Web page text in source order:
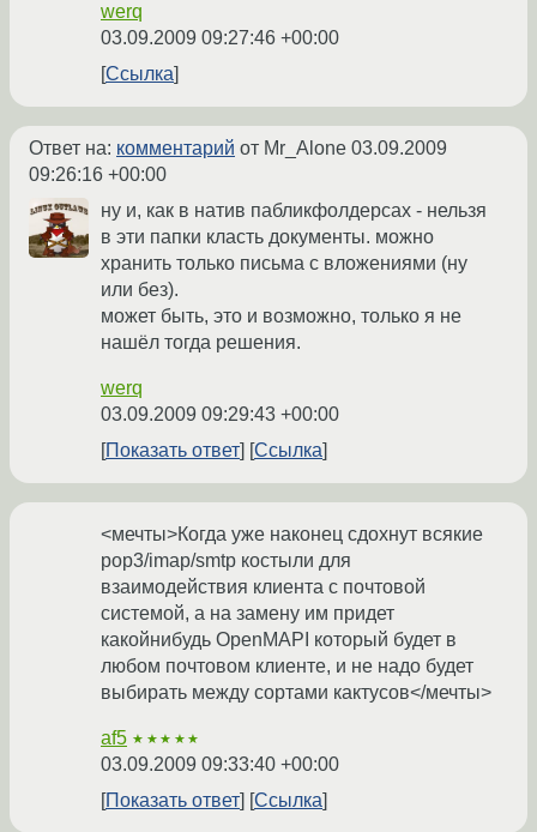
werq
03.09.2009 09:27:46 +00:00
Ссылка
Ответ на: комментарий от Mr_Alone 03.09.2009
09:26:16 +00:00
ну и, как в натив пабликфолдерсах - нельзя
в эти папки класть документы. можно
хранить только письма с вложениями (ну
или без).
может быть, это и возможно, только я не
нашёл тогда решения.
werq
03.09.2009 09:29:43 +00:00
Показать ответ
Ссылка
<мечты>Когда уже наконец сдохнут всякие
pop3/imap/smtp костыли для
взаимодействия клиента с почтовой
системой, а на замену им придет
какойнибудь OpenMAPI который будет в
любом почтовом клиенте, и не надо будет
выбирать между сортами кактусов</мечты>
af5 ★★★★★
03.09.2009 09:33:40 +00:00
Показать ответ
Ссылка